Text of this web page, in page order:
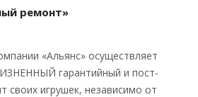
ремонт»
«Альянс» осуществляет
гарантийный и пост-
своих игрушек, независимо от